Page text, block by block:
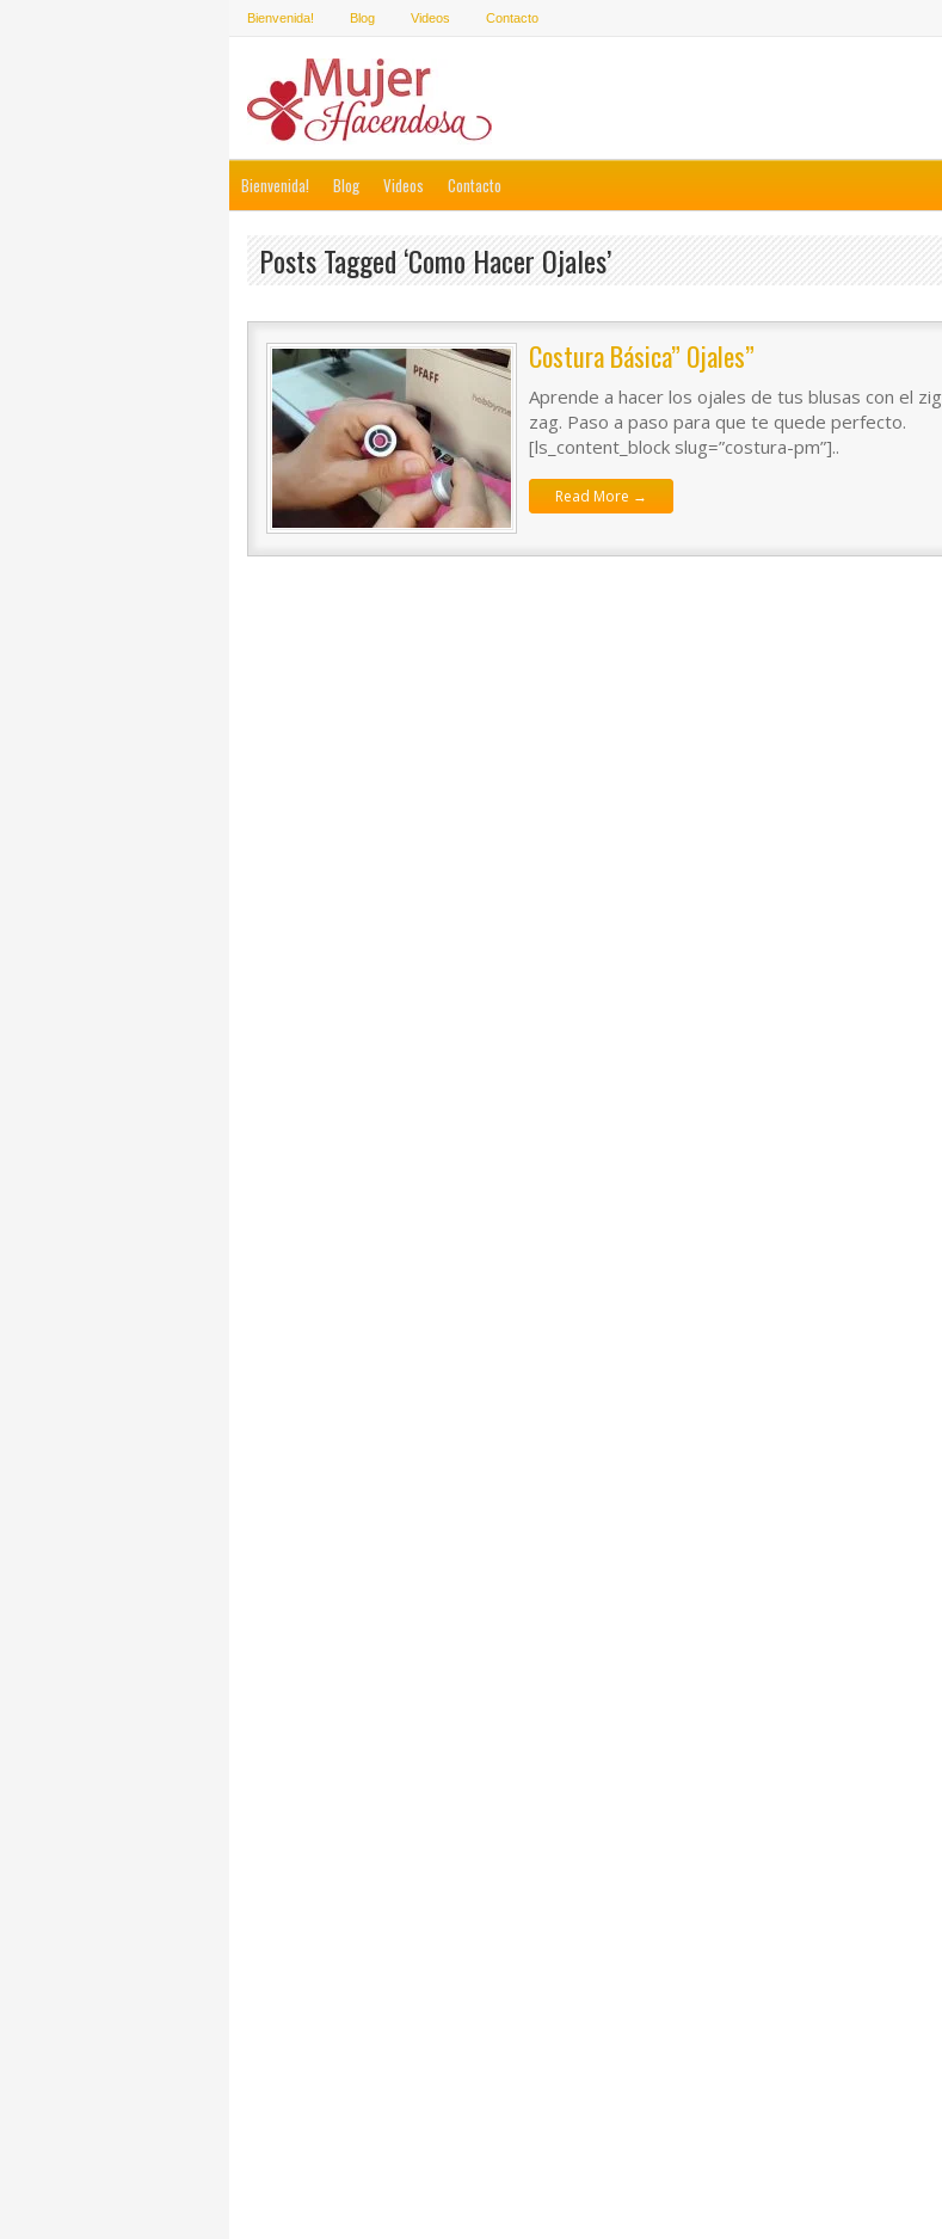
Bienvenida! Blog Videos Contacto
Bienvenida! Blog Videos Contacto
Posts Tagged ‘como Hacer Ojales’
Costura Básica” Ojales”
Aprende a hacer los ojales de tus blusas con el zig
zag. Paso a paso para que te quede perfecto.
[ls_content_block slug=”costura-pm”]..
Read More →